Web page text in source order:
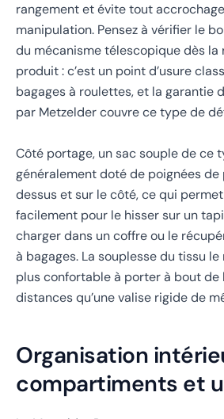
rangement et évite tout
manipulation. Pensez à vérifier le
du mécanisme télescopique dès la
produit : c’est un point d’usure
bagages à roulettes, et la garantie
par Metzelder couvre ce type de
Côté portage, un sac souple de ce
généralement doté de poignées de
dessus et sur le côté, ce qui
facilement pour le hisser sur un
charger dans un coffre ou le
à bagages. La souplesse du tissu
plus confortable à porter à bout de
distances qu’une valise rigide de
Organisation
compartiments et